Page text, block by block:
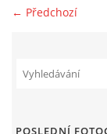
← Předchozí
POSLEDNÍ